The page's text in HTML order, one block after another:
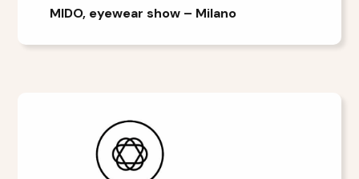
MIDO, eyewear show – Milano